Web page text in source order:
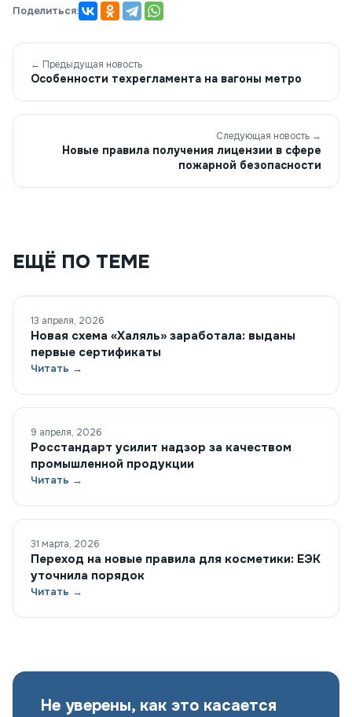
Поделиться:
← Предыдущая новость
Особенности техрегламента на вагоны метро
Следующая новость →
Новые правила получения лицензии в сфере
пожарной безопасности
ЕЩЁ ПО ТЕМЕ
13 апреля, 2026
Новая схема «Халяль» заработала: выданы
первые сертификаты
Читать →
9 апреля, 2026
Росстандарт усилит надзор за качеством
промышленной продукции
Читать →
31 марта, 2026
Переход на новые правила для косметики: ЕЭК
уточнила порядок
Читать →
Не уверены, как это касается